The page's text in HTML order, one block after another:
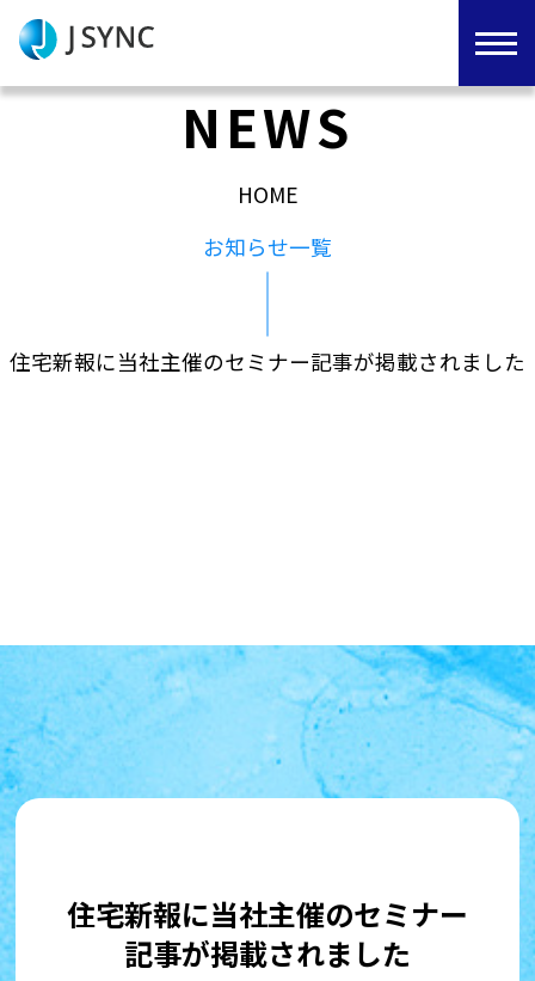
NEWS
HOME
お知らせ一覧
住宅新報に当社主催のセミナー記事が掲載されました
住宅新報に当社主催のセミナー
記事が掲載されました